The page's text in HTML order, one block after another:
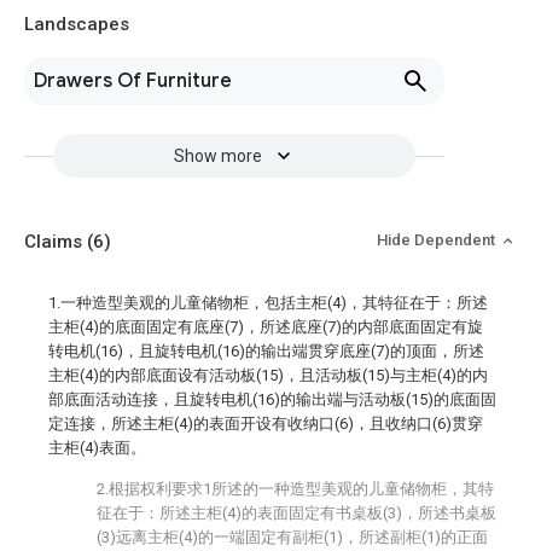
Landscapes
Drawers Of Furniture
Show more
Claims (6) Hide Dependent
1.一种造型美观的儿童储物柜，包括主柜(4)，其特征在于：所述
主柜(4)的底面固定有底座(7)，所述底座(7)的内部底面固定有旋
转电机(16)，且旋转电机(16)的输出端贯穿底座(7)的顶面，所述
主柜(4)的内部底面设有活动板(15)，且活动板(15)与主柜(4)的内
部底面活动连接，且旋转电机(16)的输出端与活动板(15)的底面固
定连接，所述主柜(4)的表面开设有收纳口(6)，且收纳口(6)贯穿
主柜(4)表面。
2.根据权利要求1所述的一种造型美观的儿童储物柜，其特
征在于：所述主柜(4)的表面固定有书桌板(3)，所述书桌板
(3)远离主柜(4)的一端固定有副柜(1)，所述副柜(1)的正面